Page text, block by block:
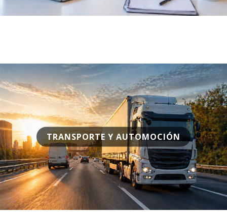
TRANSPORTE Y AUTOMOCIÓN